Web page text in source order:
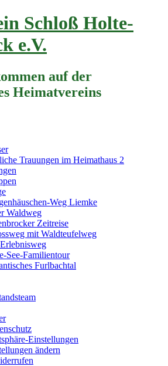
Schloß Holte-
e.V.
auf der
Heimatvereins
Trauungen im Heimathaus 2
Weg Liemke
Waldweg
Zeitreise
mit Waldteufelweg
See-Familientour
Furlbachtal
Einstellungen
ändern